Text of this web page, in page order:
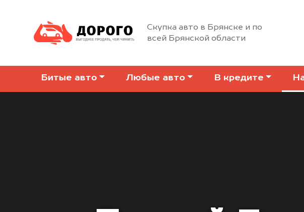
Скупка авто в Брянске и по
всей Брянской области
Битые авто Любые авто В кредите